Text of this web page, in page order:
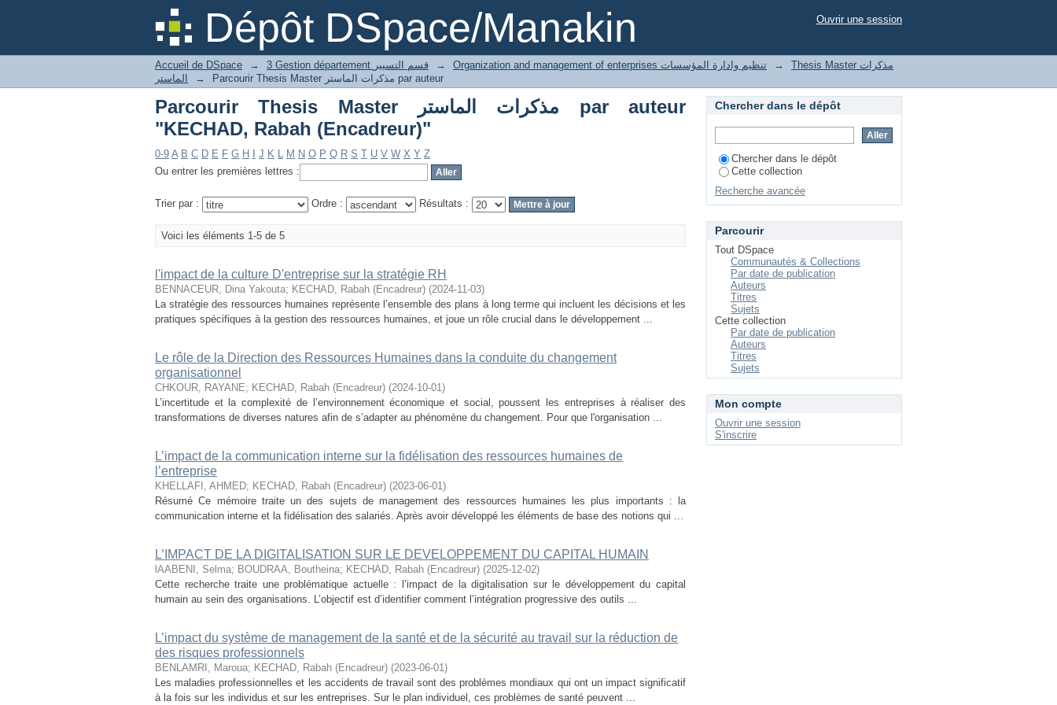
Dépôt DSpace/ManakinParcourir Thesis Master مذكرات الماستر par auteur "KECHAD, Rabah (Encadreur)"
Ouvrir une session
Accueil de DSpace → 3 Gestion département قسم التسيير → Organization and management of enterprises تنظيم وادارة المؤسسات →
Thesis Master مذكرات
الماستر
→ Parcourir Thesis Master مذكرات الماستر par auteur
Parcourir Thesis Master مذكرات الماستر par auteur
"KECHAD, Rabah (Encadreur)"
0-9 A B C D E F G H J K L M N O P Q R S T U V W X Y Z
Ou entrer les premières lettres :
Trier par : Ordre : Résultats :
Voici les éléments 1-5 de 5
l'impact de la culture D'entreprise sur la stratégie RH
BENNACEUR, Dina Yakouta; KECHAD, Rabah (Encadreur) (2024-11-03)
La stratégie des ressources humaines représente l’ensemble des plans à long terme qui incluent les décisions et les
pratiques spécifiques à la gestion des ressources humaines, et joue un rôle crucial dans le développement ...
Le rôle de la Direction des Ressources Humaines dans la conduite du changement
organisationnel
CHKOUR, RAYANE; KECHAD, Rabah (Encadreur) (2024-10-01)
L’incertitude et la complexité de l’environnement économique et social, poussent les entreprises à réaliser des
transformations de diverses natures afin de s’adapter au phénomène du changement. Pour que l'organisation ...
L’impact de la communication interne sur la fidélisation des ressources humaines de
l’entreprise
KHELLAFI, AHMED; KECHAD, Rabah (Encadreur) (2023-06-01)
Résumé Ce mémoire traite un des sujets de management des ressources humaines les plus importants : la
communication interne et la fidélisation des salariés. Après avoir développé les éléments de base des notions qui ...
L’IMPACT DE LA DIGITALISATION SUR LE DEVELOPPEMENT DU CAPITAL HUMAIN
lAABENI, Selma; BOUDRAA, Boutheina; KECHAD, Rabah (Encadreur) (2025-12-02)
Cette recherche traite une problématique actuelle : l’impact de la digitalisation sur le développement du capital
humain au sein des organisations. L’objectif est d’identifier comment l’intégration progressive des outils ...
L’impact du système de management de la santé et de la sécurité au travail sur la réduction de
des risques professionnels
BENLAMRI, Maroua; KECHAD, Rabah (Encadreur) (2023-06-01)
Les maladies professionnelles et les accidents de travail sont des problèmes mondiaux qui ont un impact significatif
à la fois sur les individus et sur les entreprises. Sur le plan individuel, ces problèmes de santé peuvent ...
Chercher dans le dépôt
Chercher dans le dépôt
Cette collection
Recherche avancée
Parcourir
Tout DSpace
Communautés & Collections
Par date de publication
Auteurs
Titres
Sujets
Cette collection
Par date de publication
Auteurs
Titres
Sujets
Mon compte
Ouvrir une session
S'inscrire